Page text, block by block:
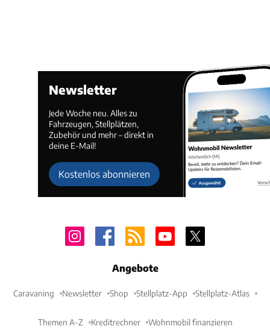
Newsletter
Jede Woche neu. Alles zu
Fahrzeugen, Stellplätzen,
Zubehör und mehr – direkt in
deine E-Mail!
Kostenlos abonnieren
Angebote
Caravaning Newsletter Shop Stellplatz-App Stellplatz-Atlas
Themen A-Z Kreditrechner Wohnmobil finanzieren